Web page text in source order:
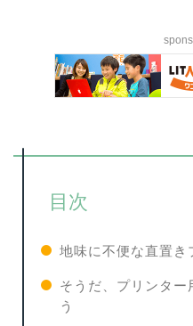
目次
地味に不便な直置き
そうだ、プリンター
う